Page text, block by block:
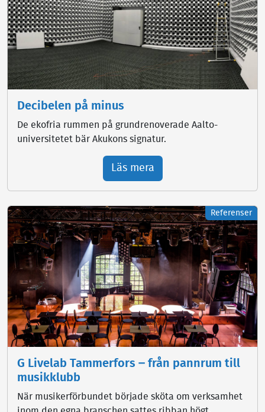
Decibelen på minus
De ekofria rummen på grundrenoverade Aalto-
universitetet bär Akukons signatur.
Läs mera
Referenser
G Livelab Tammerfors ‒ från pannrum till
musikklubb
När musikerförbundet började sköta om verksamhet